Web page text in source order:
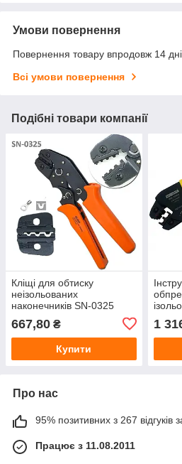
Умови повернення
Повернення товару впродовж 14
Всі умови повернення
Подібні товари компанії
Кліщі для обтиску
неізольованих
наконечників SN-0325
667,80 ₴
Купити
1
Про нас
95% позитивних з 267 відгуків
Працює з 11.08.2011